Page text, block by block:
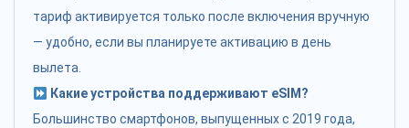
тариф активируется только после включения вручную
— удобно, если вы планируете активацию в день
вылета.
Какие устройства поддерживают eSIM?
Большинство смартфонов, выпущенных с 2019 года,